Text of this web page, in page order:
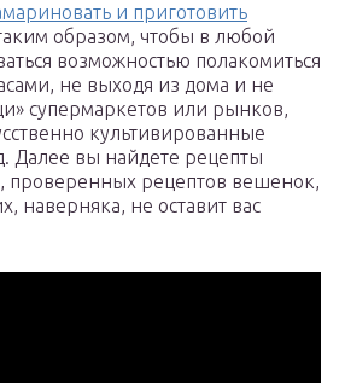
и приготовить
образом, чтобы в любой
возможностью полакомиться
не выходя из дома и не
супермаркетов или рынков,
культивированные
Далее вы найдете рецепты
проверенных рецептов вешенок,
наверняка, не оставит вас